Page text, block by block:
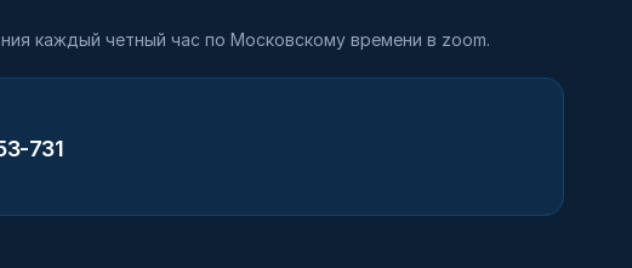
каждый четный час по Московскому времени в zoom.
731